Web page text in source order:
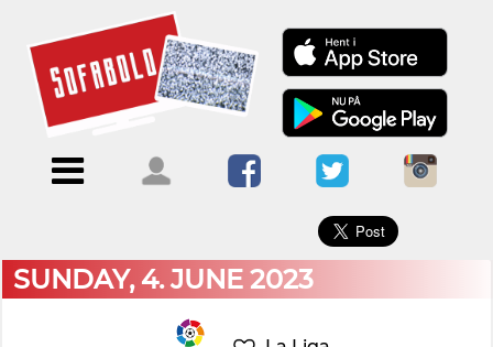
Menu
ForsideKalendere
Blogs
Om
Sofabold
Kontakt
bruger
×
SUNDAY, 4. JUNE 2023